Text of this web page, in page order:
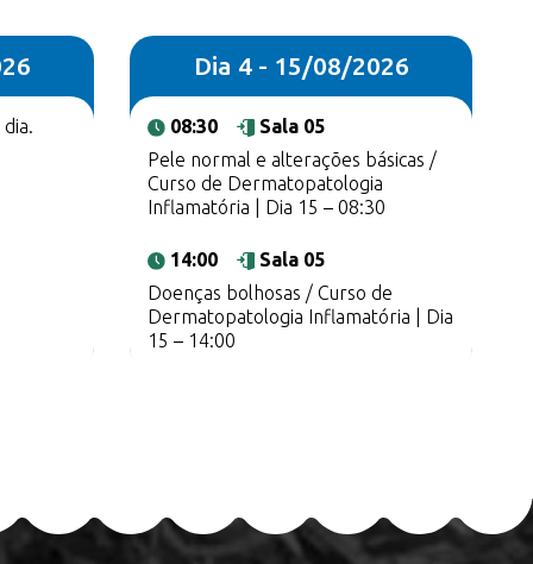
Dia 4 - 15/08/2026
08:30
Sala 05
Pele normal e alterações básicas /
Curso de Dermatopatologia
Inflamatória | Dia 15 – 08:30
14:00
Sala 05
Doenças bolhosas / Curso de
Dermatopatologia Inflamatória | Dia
15 – 14:00